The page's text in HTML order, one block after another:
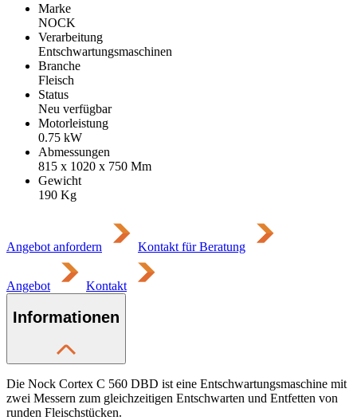
Marke
NOCK
Verarbeitung
Entschwartungsmaschinen
Branche
Fleisch
Status
Neu verfügbar
Motorleistung
0.75 kW
Abmessungen
815 x 1020 x 750 Mm
Gewicht
190 Kg
Angebot anfordern Kontakt für Beratung
Angebot Kontakt
Informationen
Die Nock Cortex C 560 DBD ist eine Entschwartungsmaschine mit
zwei Messern zum gleichzeitigen Entschwarten und Entfetten von
runden Fleischstücken.